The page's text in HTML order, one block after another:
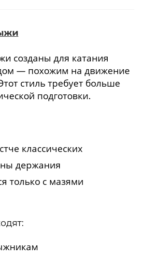
созданы для катания
— похожим на движение
стиль требует больше
подготовки.
классических
держания
только с мазями